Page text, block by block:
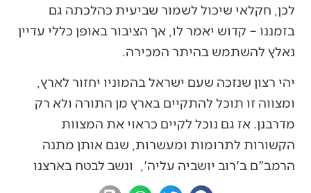
לכן, חקלאי שיכול לשמור שביעית כהלכתה גם
בזמננו – קדוש יאמר לו, אך הציבור באופן כללי עדיין
נאלץ להשתמש בהיתר המכירה.
יהי רצון שנזכה שעם ישראל בהמוניו יחזור לארץ,
ומצווה זו תוכל להתקיים בארץ מן התורה ולא רק
מדרבנן. אז גם נוכל לקיים כראוי את המצוות
הקשורות לתרומות ומעשרות, שגם אותן מתנה
הרמב"ם ב'רוב יושביה עליה', ונשב לבטח בארצנו